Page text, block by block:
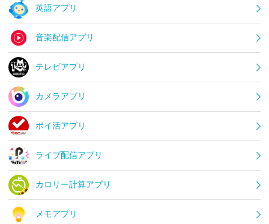
英語アプリ
音楽配信アプリ
テレビアプリ
カメラアプリ
ポイ活アプリ
ライブ配信アプリ
カロリー計算アプリ
メモアプリ